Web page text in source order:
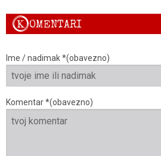
KOMENTARI
Ime / nadimak *(obavezno)
Komentar *(obavezno)